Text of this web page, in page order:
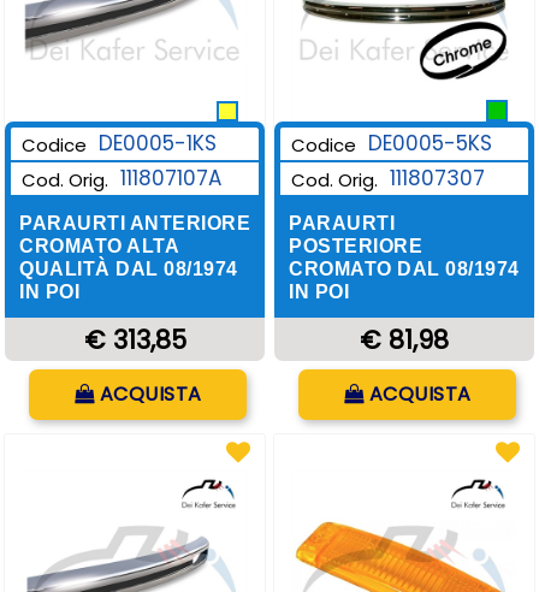
Codice DE0005-1KS
Cod. Orig. 111807107A
PARAURTI ANTERIORE
CROMATO ALTA
QUALITÀ DAL 08/1974
IN POI
€ 313,85
Quantità
ACQUISTA
Codice DE0005-5KS
Cod. Orig. 111807307
PARAURTI
POSTERIORE
CROMATO DAL 08/1974
IN POI
€ 81,98
Quantità
ACQUISTA